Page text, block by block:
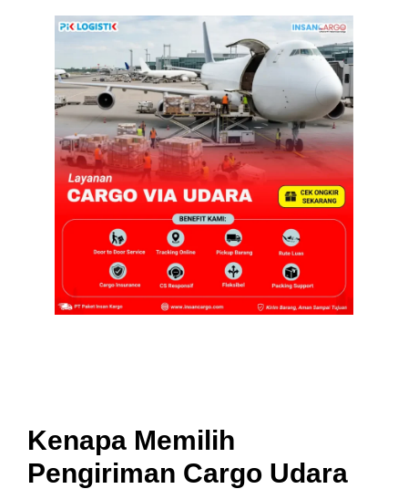
Kenapa Memilih
Pengiriman Cargo Udara